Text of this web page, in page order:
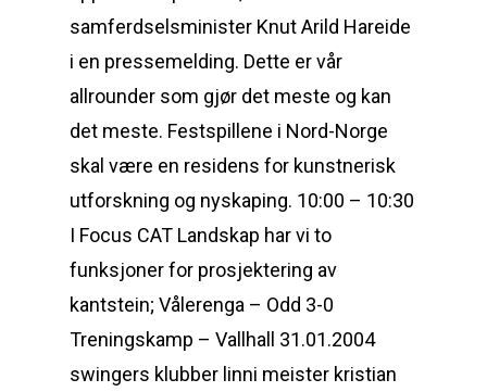
samferdselsminister Knut Arild Hareide
i en pressemelding. Dette er vår
allrounder som gjør det meste og kan
det meste. Festspillene i Nord-Norge
skal være en residens for kunstnerisk
utforskning og nyskaping. 10:00 – 10:30
I Focus CAT Landskap har vi to
funksjoner for prosjektering av
kantstein; Vålerenga – Odd 3-0
Treningskamp – Vallhall 31.01.2004
swingers klubber linni meister kristian